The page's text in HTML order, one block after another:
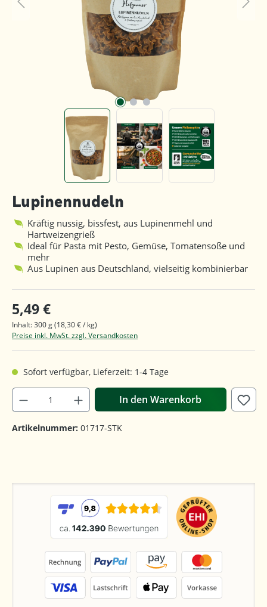
Lupinennudeln
Kräftig nussig, bissfest, aus Lupinenmehl und
Hartweizengrieß
Ideal für Pasta mit Pesto, Gemüse, Tomatensoße und
mehr
Aus Lupinen aus Deutschland, vielseitig kombinierbar
5,49 €
Inhalt:300 g(18,30 € / kg)
Preise inkl. MwSt. zzgl. Versandkosten
Sofort verfügbar, Lieferzeit: 1-4 Tage
In den Warenkorb
Artikelnummer: 01717-STK